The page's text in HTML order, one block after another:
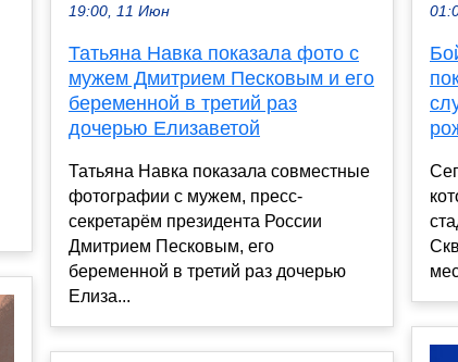
19:00, 11 Июн
Татьяна Навка показала фото с
мужем Дмитрием Песковым и его
беременной в третий раз
дочерью Елизаветой
Татьяна Навка показала совместные
фотографии с мужем, пресс-
секретарём президента России
Дмитрием Песковым, его
беременной в третий раз дочерью
Елиза...